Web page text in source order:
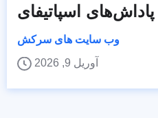
اسپاتیفای
وب سایت های سرکش
آوریل 9, 2026